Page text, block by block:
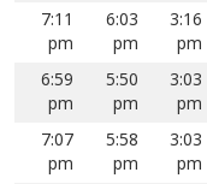
3:16
pm
6:03
pm
7:11
pm
3:03
pm
5:50
pm
6:59
pm
3:03
pm
5:58
pm
7:07
pm